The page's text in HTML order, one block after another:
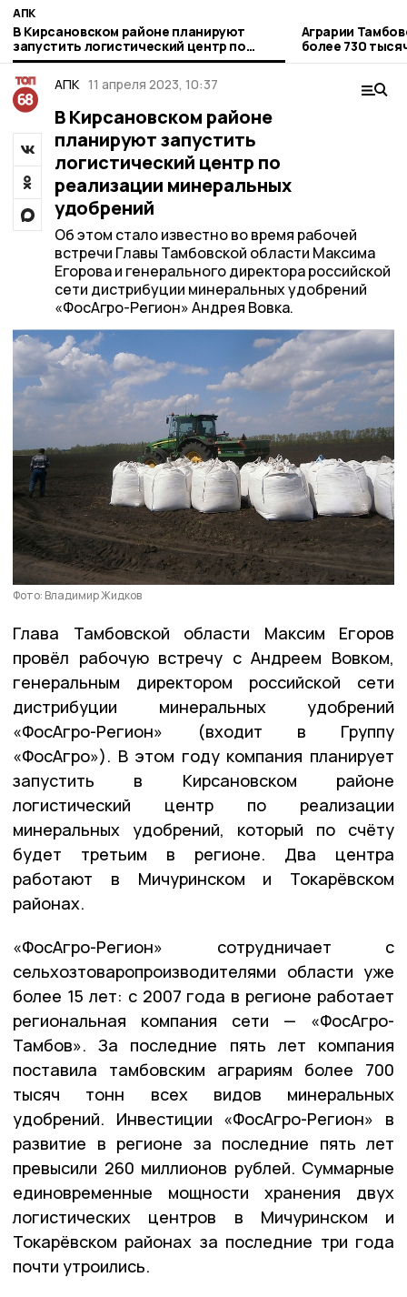
АПК
В Кирсановском районе планируют
запустить логистический центр по
реализации минеральных удобрений
Аграрии
более 730
АПК 11 апреля 2023, 10:37
В Кирсановском районе
планируют запустить
логистический центр по
реализации минеральных
удобрений
Об этом стало известно во время рабочей
встречи Главы Тамбовской области Максима
Егорова и генерального директора российской
сети дистрибуции минеральных удобрений
«ФосАгро-Регион» Андрея Вовка.
Фото: Владимир Жидков
Глава Тамбовской области Максим Егоров
провёл рабочую встречу с Андреем Вовком,
генеральным директором российской сети
дистрибуции минеральных удобрений
«ФосАгро-Регион» (входит в Группу
«ФосАгро»). В этом году компания планирует
запустить в Кирсановском районе
логистический центр по реализации
минеральных удобрений, который по счёту
будет третьим в регионе. Два центра
работают в Мичуринском и Токарёвском
районах.
«ФосАгро-Регион» сотрудничает с
сельхозтоваропроизводителями области уже
более 15 лет: с 2007 года в регионе работает
региональная компания сети — «ФосАгро-
Тамбов». За последние пять лет компания
поставила тамбовским аграриям более 700
тысяч тонн всех видов минеральных
удобрений. Инвестиции «ФосАгро-Регион» в
развитие в регионе за последние пять лет
превысили 260 миллионов рублей. Суммарные
единовременные мощности хранения двух
логистических центров в Мичуринском и
Токарёвском районах за последние три года
почти утроились.